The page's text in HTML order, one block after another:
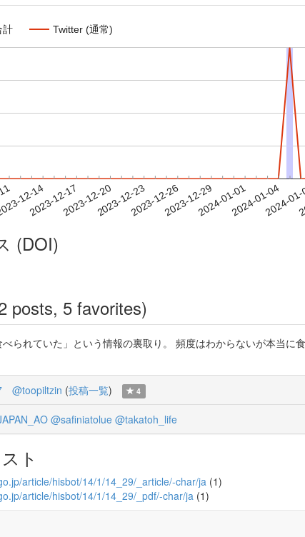
計 Twitter (通常)
12-14
2023-12-172023-12-202023-12-232023-12-262023-12-292024-01-012024-01-04
2024-
(DOI)
posts, 5 favorites)
べられていた」という情報の裏取り。 頻度はわからないが本当
@toopiltzin (投稿一覧) 4
@safiniatolue @takatoh_life
ト
article/hisbot/14/1/14_29/_article/-char/ja (1)
article/hisbot/14/1/14_29/_pdf/-char/ja (1)